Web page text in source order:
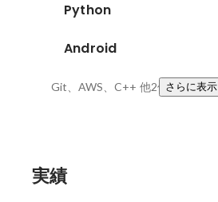
Python
Android
Git、AWS、C++ 他2件さらに表示
実績